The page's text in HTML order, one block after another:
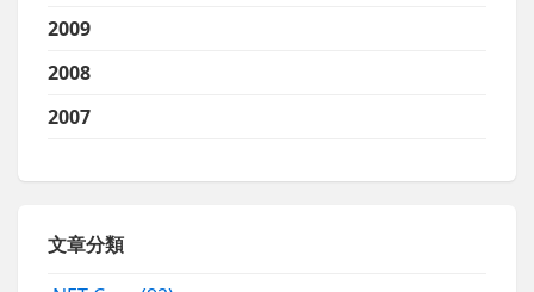
2009
2008
2007
文章分類